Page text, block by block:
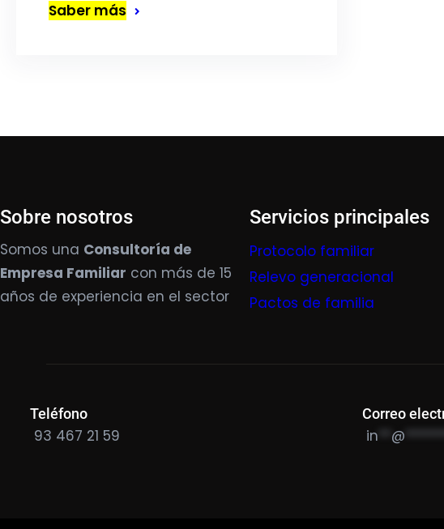
Saber más
Sobre nosotros
Somos una Consultoría de
Empresa Familiar con más de 15
años de experiencia en el sector
Servicios principales
Protocolo familiar
Relevo generacional
Pactos de familia
Teléfono
93 467 21 59
Correo
in @